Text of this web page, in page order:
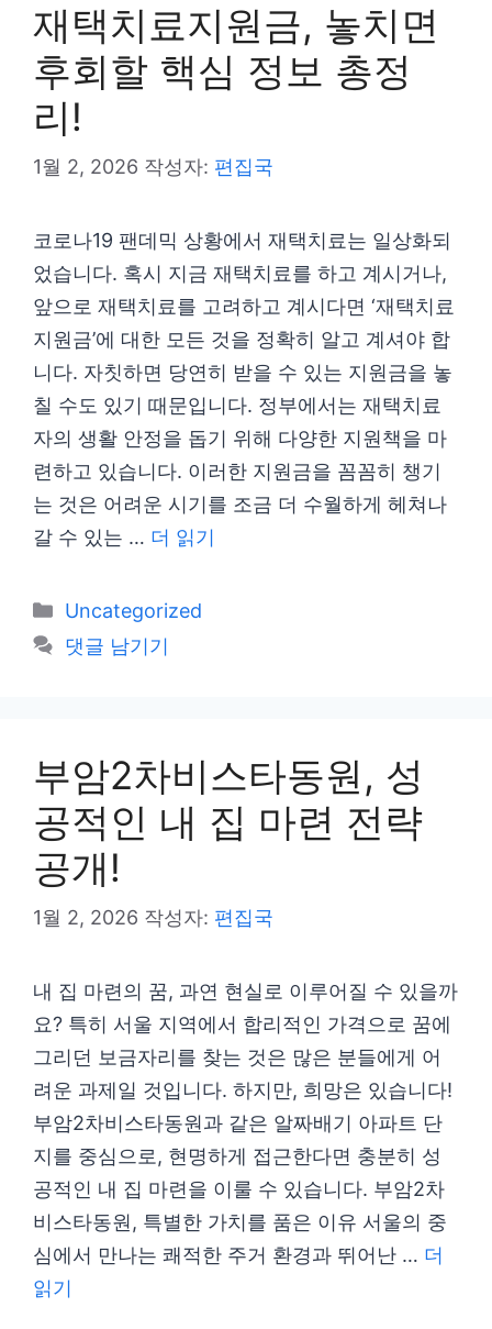
재택치료지원금, 놓치면
후회할 핵심 정보 총정
리!
1월 2, 2026 작성자: 편집국
코로나19 팬데믹 상황에서 재택치료는 일상화되
었습니다. 혹시 지금 재택치료를 하고 계시거나,
앞으로 재택치료를 고려하고 계시다면 ‘재택치료
지원금’에 대한 모든 것을 정확히 알고 계셔야 합
니다. 자칫하면 당연히 받을 수 있는 지원금을 놓
칠 수도 있기 때문입니다. 정부에서는 재택치료
자의 생활 안정을 돕기 위해 다양한 지원책을 마
련하고 있습니다. 이러한 지원금을 꼼꼼히 챙기
는 것은 어려운 시기를 조금 더 수월하게 헤쳐나
갈 수 있는 … 더 읽기
카
테
Uncategorized
댓글 남기기
부암2차비스타동원, 성
공적인 내 집 마련 전략
공개!
1월 2, 2026 작성자: 편집국
내 집 마련의 꿈, 과연 현실로 이루어질 수 있을까
요? 특히 서울 지역에서 합리적인 가격으로 꿈에
그리던 보금자리를 찾는 것은 많은 분들에게 어
려운 과제일 것입니다. 하지만, 희망은 있습니다!
부암2차비스타동원과 같은 알짜배기 아파트 단
지를 중심으로, 현명하게 접근한다면 충분히 성
공적인 내 집 마련을 이룰 수 있습니다. 부암2차
비스타동원, 특별한 가치를 품은 이유 서울의 중
심에서 만나는 쾌적한 주거 환경과 뛰어난 … 더
읽기